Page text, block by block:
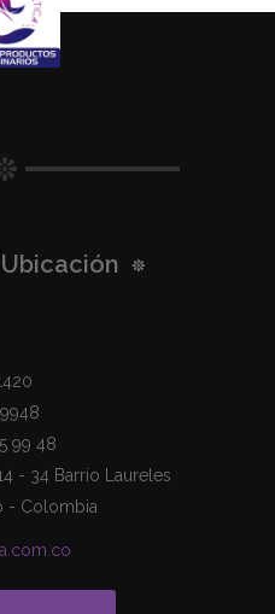
99 48
- 34 Barrio Laureles
- Colombia